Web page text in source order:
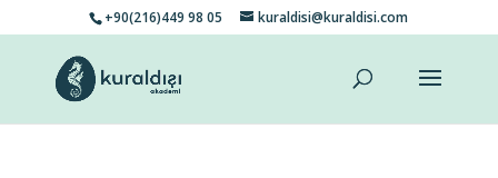
+90(216)449 98 05 kuraldisi@kuraldisi.com